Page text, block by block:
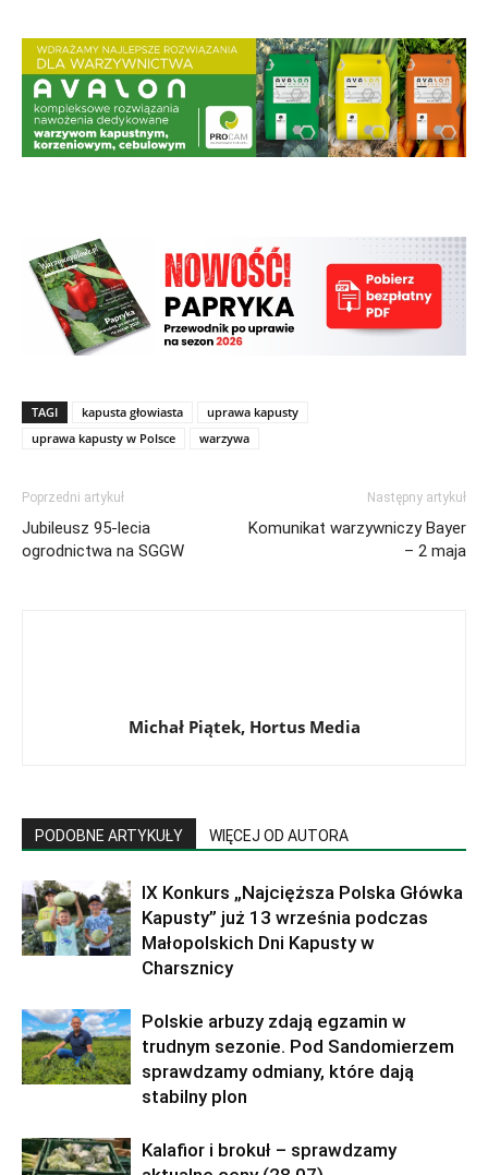
TAGI kapusta głowiasta
uprawa kapusty
uprawa kapusty w Polsce
warzywa
Poprzedni artykuł
Jubileusz 95-lecia
ogrodnictwa na SGGW
Następny artykuł
Komunikat warzywniczy Bayer
– 2 maja
Michał Piątek, Hortus Media
PODOBNE ARTYKUŁY WIĘCEJ OD AUTORA
IX Konkurs „Najcięższa Polska Główka
Kapusty” już 13 września podczas
Małopolskich Dni Kapusty w
Charsznicy
Polskie arbuzy zdają egzamin w
trudnym sezonie. Pod Sandomierzem
sprawdzamy odmiany, które dają
stabilny plon
Kalafior i brokuł – sprawdzamy